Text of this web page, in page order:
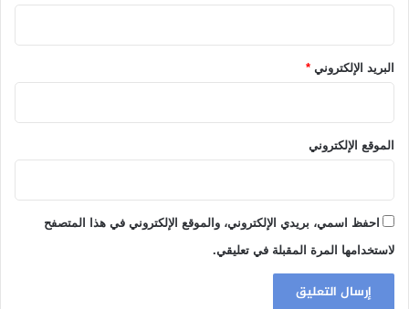
البريد الإلكتروني *
الموقع الإلكتروني
احفظ اسمي، بريدي الإلكتروني، والموقع الإلكتروني في هذا المتصفح
لاستخدامها المرة المقبلة في تعليقي.